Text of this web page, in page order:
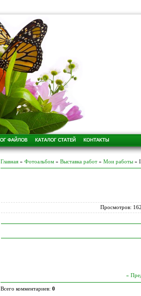
Главная » Фотоальбом » Выставка работ » Мои работы »
Просмотров:
«
Всего комментариев: 0